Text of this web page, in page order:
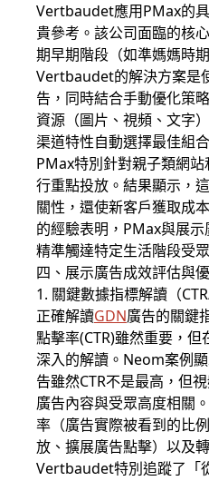
Vertbaudet應用PMax的
貴參考。該公司面臨的核
期早期階段（如準媽媽時
Vertbaudet的解決方案是
告，同時結合手動優化策
資源（圖片、視頻、文字
渠道特性自動選擇最佳組
PMax特別針對親子類網
行重點投放。結果顯示，
關性，還使新客戶獲取成
的經驗表明，PMax與展
精準觸達特定生活階段受
四、展示廣告成效評估與
1. 關鍵數據指標解讀（
正確解讀GDN廣告的關鍵
點擊率(CTR)雖然重要，
深入的解讀。Neom案例
告雖然CTR不是最高，但
廣告內容與受眾高度相關
率（廣告實際被看到的比
放、擴展廣告點擊）以及
Vertbaudet特別追蹤了「